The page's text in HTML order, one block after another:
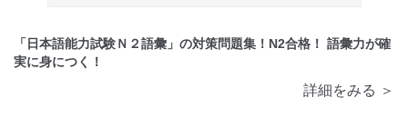
「日本語能力試験Ｎ２語彙」の対策問題集！N2合格！ 語彙力が確
実に身につく！
詳細をみる ＞